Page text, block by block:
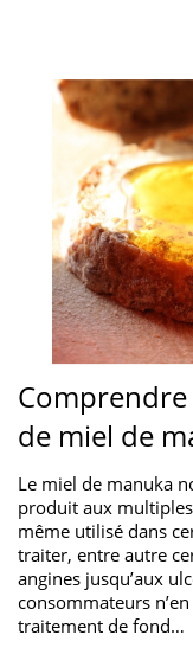
Comprendre
de miel de
Le miel de manuka
produit aux
même utilisé dans
traiter, entre autre
angines jusqu’aux
consommateurs
traitement de fond…